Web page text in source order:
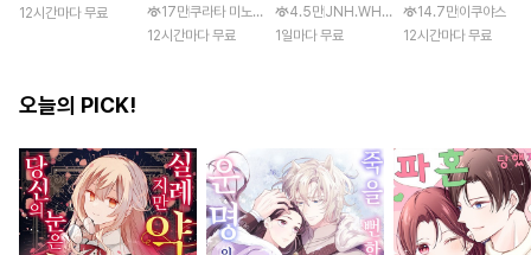
12시간마다 무료
수께끼 풀이수첩)
17만쿠라타 미노지 / 휴우가 나츠
12시간마다 무료
4.5만JNH.WH Studio / Lasso
1일마다 무료
키 고블린- [스크
롤]
14.7만이쿠야스
12시간마다 무료
오늘의 PICK!